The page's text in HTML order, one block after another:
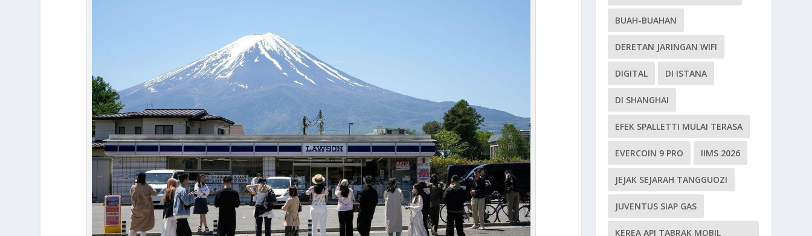
BUAH-BUAHAN
DERETAN JARINGAN WIFI
DIGITAL DI ISTANA
DI SHANGHAI
EFEK SPALLETTI MULAI TERASA
EVERCOIN 9 PRO IIMS 2026
JEJAK SEJARAH TANGGUOZI
JUVENTUS SIAP GAS
KEREA API TABRAK MOBIL